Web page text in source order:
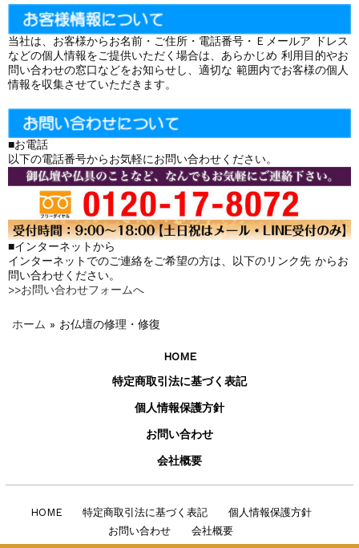
当社は、お客様からお名前・ご住所・電話番号・Ｅメールア ドレス
などの個人情報をご提供いただく場合は、あらかじめ 利用目的やお
問い合わせの窓口などをお知らせし、適切な 範囲内でお客様の個人
情報を収集させていただきます。
■お電話
以下の電話番号からお気軽にお問い合わせください。
■インターネットから
インターネットでのご連絡をご希望の方は、以下のリンク先 からお
問い合わせください。
>>お問い合わせフォームへ
ホーム » お仏壇の修理・修復
HOME
特定商取引法に基づく表記
個人情報保護方針
お問い合わせ
会社概要
HOME 特定商取引法に基づく表記
個人情報保護方針
お問い合わせ
会社概要